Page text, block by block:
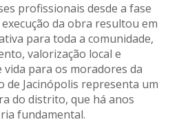
profissionais desde a fase
da obra resultou em
para toda a comunidade,
valorização local e
vida para os moradores da
de Jacinópolis representa um
do distrito, que há anos
fundamental.